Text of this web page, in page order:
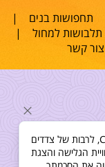
תחפושות בנים |
תלבושות למחול |
צור קשר
לידיעתך, באתרנו נעשה שימוש בקבצי Cookies, לרבות של צדדים
הגלישה והצגת